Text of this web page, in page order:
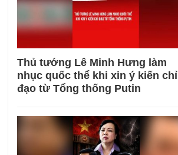
Thủ tướng Lê Minh Hưng làm
nhục quốc thể khi xin ý kiến chỉ
đạo từ Tổng thống Putin